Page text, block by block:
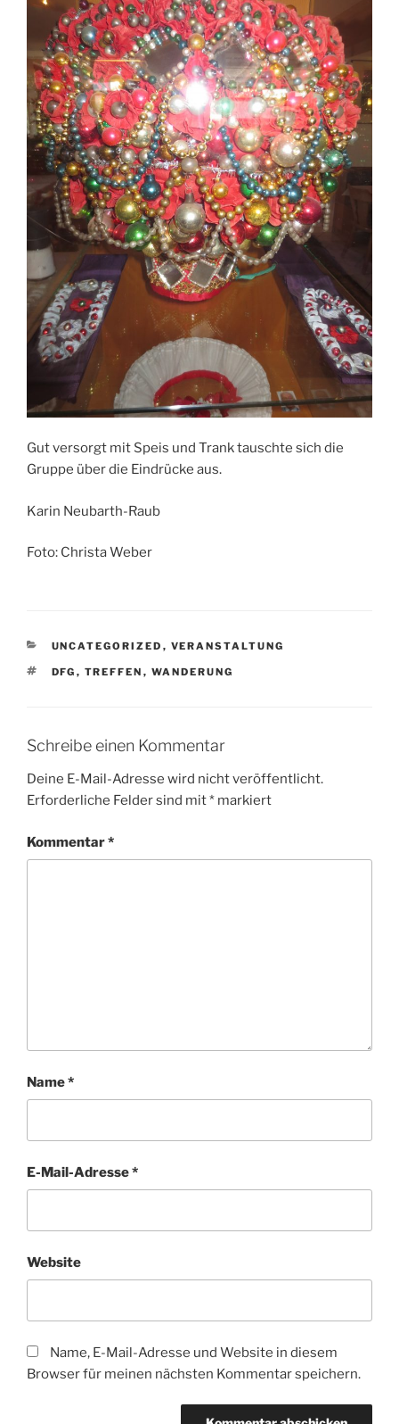
Gut versorgt mit Speis und Trank tauschte sich die
Gruppe über die Eindrücke aus.
Karin Neubarth-Raub
Foto: Christa Weber
KATEGORIEN
UNCATEGORIZED , VERANSTALTUNG
SCHLAGWÖRTER
DFG , TREFFEN , WANDERUNG
Schreibe einen Kommentar
Deine E-Mail-Adresse wird nicht veröffentlicht.
Erforderliche Felder sind mit* markiert
Kommentar*
Name*
E-Mail-Adresse*
Website
Name, E-Mail-Adresse und Website in diesem
Browser für meinen nächsten Kommentar speichern.